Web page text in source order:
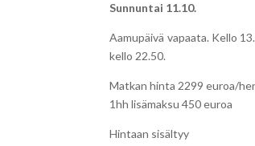
Sunnuntai 11.10.
Aamupäivä vapaata. Kello
kello 22.50.
Matkan hinta 2299 euroa/
1hh lisämaksu 450 euroa
Hintaan sisältyy